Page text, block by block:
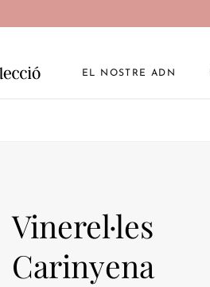
EL NOSTRE ADN
Vinerel·les
Carinyena